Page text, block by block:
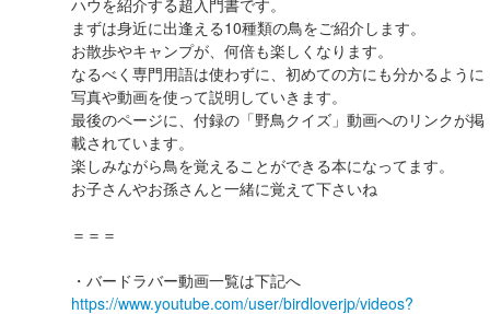
ハウを紹介する超入門書です。
まずは身近に出逢える10種類の鳥をご紹介します。
お散歩やキャンプが、何倍も楽しくなります。
なるべく専門用語は使わずに、初めての方にも分かるように
写真や動画を使って説明していきます。
最後のページに、付録の「野鳥クイズ」動画へのリンクが掲
載されています。
楽しみながら鳥を覚えることができる本になってます。
お子さんやお孫さんと一緒に覚えて下さいね
＝＝＝
・バードラバー動画一覧は下記へ
https://www.youtube.com/user/birdloverjp/videos?